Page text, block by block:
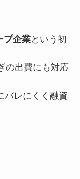
プ企業という初
の出費にも対応
バレにくく融資